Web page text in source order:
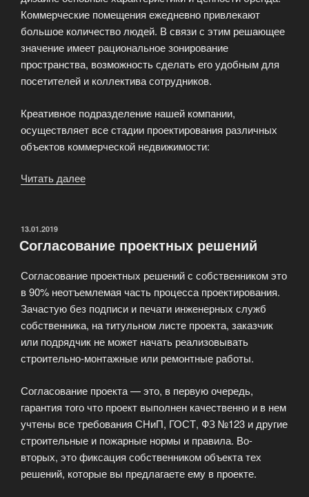
Коммерческие помещения ежедневно привлекают
большое количество людей. В связи с этим решающее
значение имеет рациональное зонирование
пространства, возможность сделать его удобным для
посетителей и коллектива сотрудников.
Креативное подразделение нашей компании,
осуществляет все стадии проектирования различных
объектов коммерческой недвижимости:
Читать далее
недвижимости»
ОПУБЛИКОВАНО
13.01.2019
Согласование проектных решений
Согласование проектных решений с собственником это
в 90% неотъемлемая часть процесса проектирования.
Зачастую без подписи и печати инженерных служб
собственника, на титульном листе проекта, заказчик
или подрядчик не может начать реализовывать
строительно-монтажные или ремонтные работы.
Согласование проекта — это, в первую очередь,
гарантия того что проект выполнен качественно и в нем
учтены все требования СНиП, ГОСТ, ФЗ №123 и другие
строительные и пожарные нормы и правила. Во-
вторых, это фиксация собственником объекта тех
решений, которые вы предлагаете ему в проекте.